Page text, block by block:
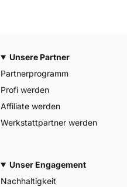
Unsere Partner
Partnerprogramm
Profi werden
Affiliate werden
Werkstattpartner werden
Unser Engagement
Nachhaltigkeit